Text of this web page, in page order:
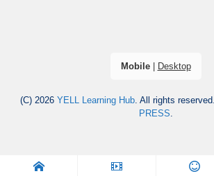
Mobile| Desktop
(C) 2026 YELL Learning Hub . All rights reserved.
PRESS